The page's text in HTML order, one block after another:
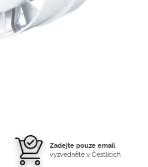
Zadejte pouze email
vyzvedněte v Čestlicích